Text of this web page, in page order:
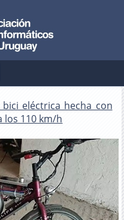
eléctrica hecha con
los 110 km/h